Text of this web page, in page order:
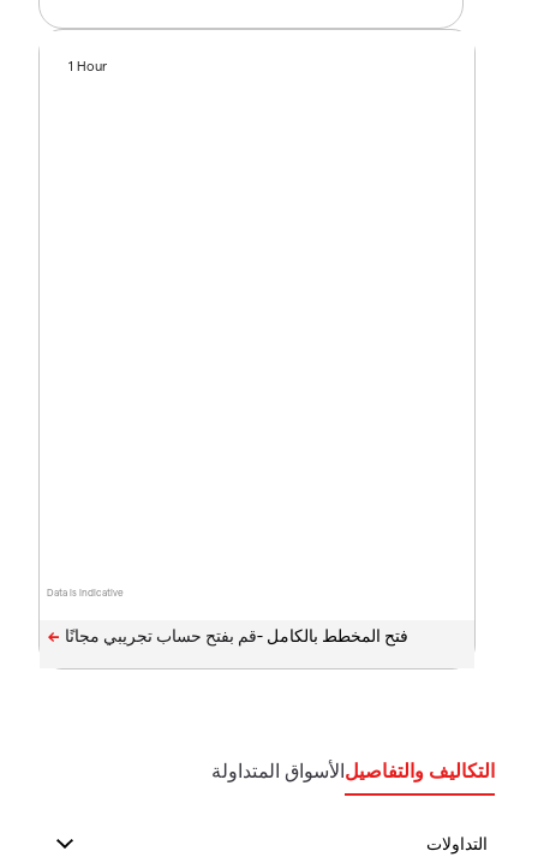
Data is indicative
1 Hour
فتح المخطط بالكامل -
التكاليف والتفاصيلالأسواق المتداولة